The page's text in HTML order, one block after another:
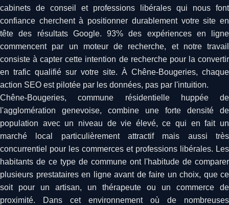
cabinets de conseil et professions libérales qui nous font
confiance cherchent à positionner durablement votre site en
tête des résultats Google. 93% des expériences en ligne
commencent par un moteur de recherche, et notre travail
consiste à capter cette intention de recherche pour la convertir
en trafic qualifié sur votre site. À Chêne-Bougeries, chaque
action SEO est pilotée par les données, pas par l'intuition.
Chêne-Bougeries, commune résidentielle huppée de
l'agglomération genevoise, combine une forte densité de
population avec un niveau de vie élevé, ce qui en fait un
marché local particulièrement attractif mais aussi très
concurrentiel pour les commerces et professions libérales. Les
habitants de ce type de commune ont l'habitude de comparer
plusieurs prestataires en ligne avant de faire un choix, que ce
soit pour un artisan, un thérapeute ou un commerce de
proximité. Dans cet environnement où de nombreuses